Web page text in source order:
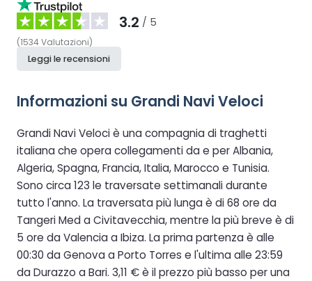
3.2 / 5
(1534 Valutazioni)
Leggi le recensioni
Informazioni su Grandi Navi Veloci
Grandi Navi Veloci è una compagnia di traghetti
italiana che opera collegamenti da e per Albania,
Algeria, Spagna, Francia, Italia, Marocco e Tunisia.
Sono circa 123 le traversate settimanali durante
tutto l'anno. La traversata più lunga è di 68 ore da
Tangeri Med a Civitavecchia, mentre la più breve è di
5 ore da Valencia a Ibiza. La prima partenza è alle
00:30 da Genova a Porto Torres e l'ultima alle 23:59
da Durazzo a Bari. 3,11 € è il prezzo più basso per una